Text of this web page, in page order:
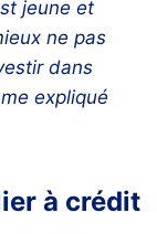
jeune et
ne pas
dans
expliqué
à crédit